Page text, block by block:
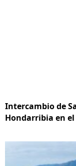
Intercambio de
Hondarribia en